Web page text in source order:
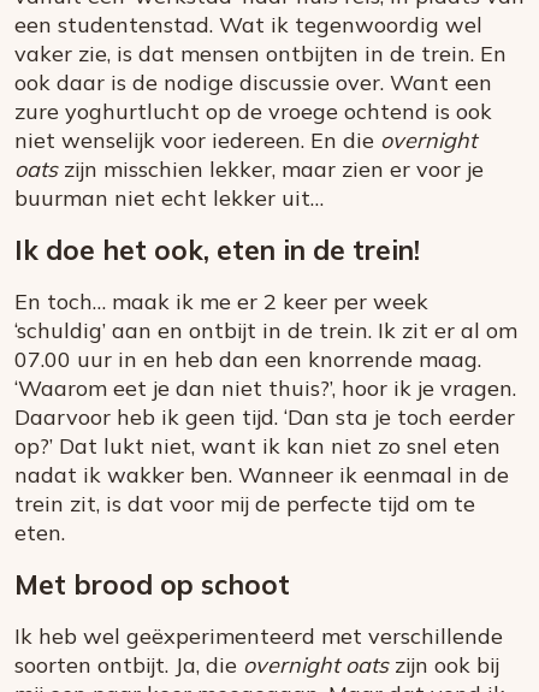
een studentenstad. Wat ik tegenwoordig wel
vaker zie, is dat mensen ontbijten in de trein. En
ook daar is de nodige discussie over. Want een
zure yoghurtlucht op de vroege ochtend is ook
niet wenselijk voor iedereen. En die overnight
oatszijn misschien lekker, maar zien er voor je
buurman niet echt lekker uit…
Ik doe het ook, eten in de trein!
En toch… maak ik me er 2 keer per week
‘schuldig’ aan en ontbijt in de trein. Ik zit er al om
07.00 uur in en heb dan een knorrende maag.
‘Waarom eet je dan niet thuis?’, hoor ik je vragen.
Daarvoor heb ik geen tijd. ‘Dan sta je toch eerder
op?’ Dat lukt niet, want ik kan niet zo snel eten
nadat ik wakker ben. Wanneer ik eenmaal in de
trein zit, is dat voor mij de perfecte tijd om te
eten.
Met brood op schoot
Ik heb wel geëxperimenteerd met verschillende
soorten ontbijt. Ja, die overnight oatszijn ook bij